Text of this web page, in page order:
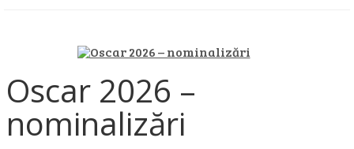
Oscar 2026 –
nominalizări